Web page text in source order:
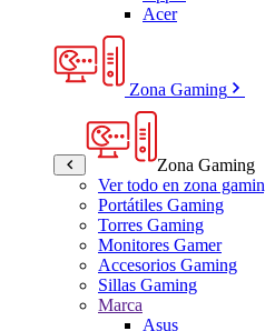
Acer
Zona Gaming
Zona Gaming
Ver todo en zona
Portátiles Gaming
Torres Gaming
Monitores Gamer
Accesorios Gaming
Sillas Gaming
Marca
Asus